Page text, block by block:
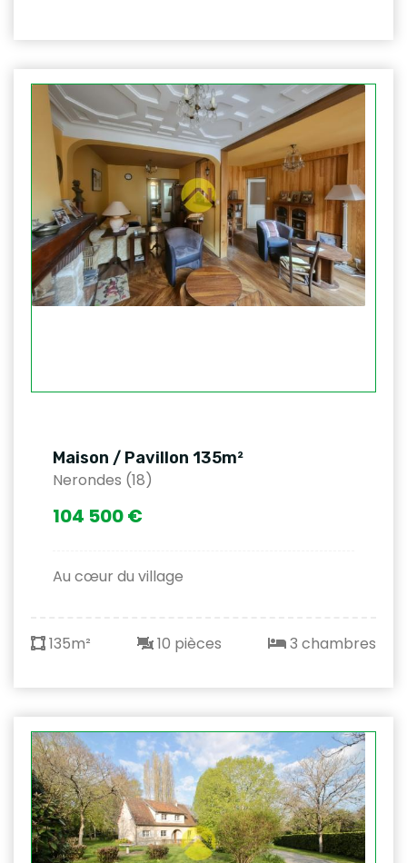
Maison / Pavillon 135m²
Nerondes (18)
104 500 €
Au cœur du village
135m² 10 pièces 3 chambres